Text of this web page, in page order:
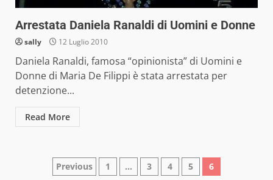
Arrestata Daniela Ranaldi di Uomini e Donne
sally 12 Luglio 2010
Daniela Ranaldi, famosa “opinionista” di Uomini e
Donne di Maria De Filippi è stata arrestata per
detenzione...
Read More
Paginazione
Previous 1 … 3 4 5 6